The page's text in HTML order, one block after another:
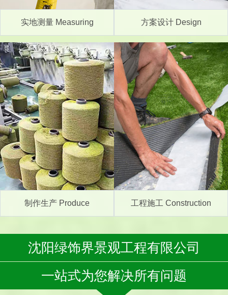
实地测量 Measuring 方案设计 Design
制作生产 Produce 工程施工 Construction
沈阳绿饰界景观工程有限公司
一站式为您解决所有问题